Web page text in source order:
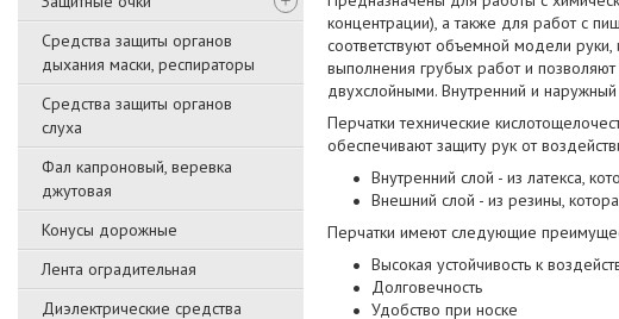
Средства защиты органов
дыхания маски, респираторы
Средства защиты органов
слуха
Фал капроновый, веревка
джутовая
Конусы дорожные
Лента оградительная
Диэлектрические средства
концентрации), а также для работ с
соответствуют объемной модели
выполнения грубых работ и
двухслойными. Внутренний и
Перчатки технические
обеспечивают защиту рук от
Внутренний слой - из латекса,
Внешний слой - из резины,
Перчатки имеют следующие
Высокая устойчивость к
Долговечность
Удобство при носке